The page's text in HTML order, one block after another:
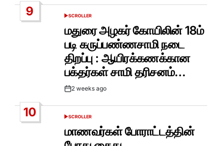
9
POSTED
SCROLLER
மதுரை அழகர் கோயிலின் 18ம்
படி கருப்பண்ணசாமி நடை
திறப்பு : ஆயிரக்கணக்கான
பக்தர்கள் சாமி தரிசனம்…
Post2 weeks ago
10
POSTED
SCROLLER
மாணவர்கள் போராட்டத்தின்